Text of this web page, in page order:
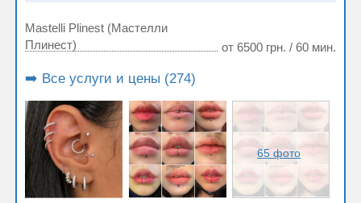
Mastelli Plinest (Мастелли
Плинест)
от 6500 грн. / 60 мин.
➡️ Все услуги и цены (274)
65 фото